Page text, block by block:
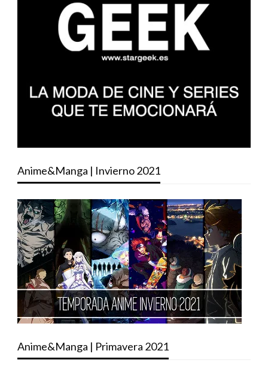
Anime&Manga | Invierno 2021
Anime&Manga | Primavera 2021